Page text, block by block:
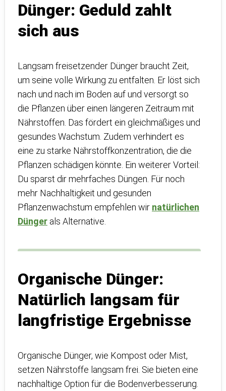
Dünger: Geduld zahlt
sich aus
Langsam freisetzender Dünger braucht Zeit,
um seine volle Wirkung zu entfalten. Er löst sich
nach und nach im Boden auf und versorgt so
die Pflanzen über einen längeren Zeitraum mit
Nährstoffen. Das fördert ein gleichmäßiges und
gesundes Wachstum. Zudem verhindert es
eine zu starke Nährstoffkonzentration, die die
Pflanzen schädigen könnte. Ein weiterer Vorteil:
Du sparst dir mehrfaches Düngen. Für noch
mehr Nachhaltigkeit und gesunden
Pflanzenwachstum empfehlen wir natürlichen
Dünger als Alternative.
Organische Dünger:
Natürlich langsam für
langfristige Ergebnisse
Organische Dünger, wie Kompost oder Mist,
setzen Nährstoffe langsam frei. Sie bieten eine
nachhaltige Option für die Bodenverbesserung.